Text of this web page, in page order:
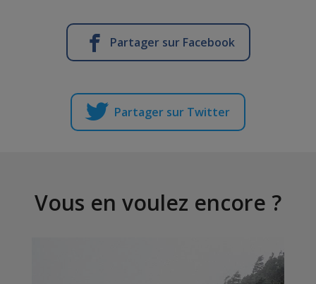
Partager sur Facebook
Partager sur Twitter
Vous en voulez encore ?